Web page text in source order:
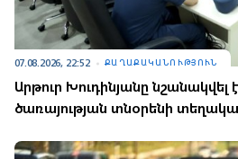
07.08.2026, 22:52 ՔԱՂԱՔԱԿԱՆՈՒԹՅՈՒՆ
Արթուր Խուդինյանը
ծառայության տնօրենի